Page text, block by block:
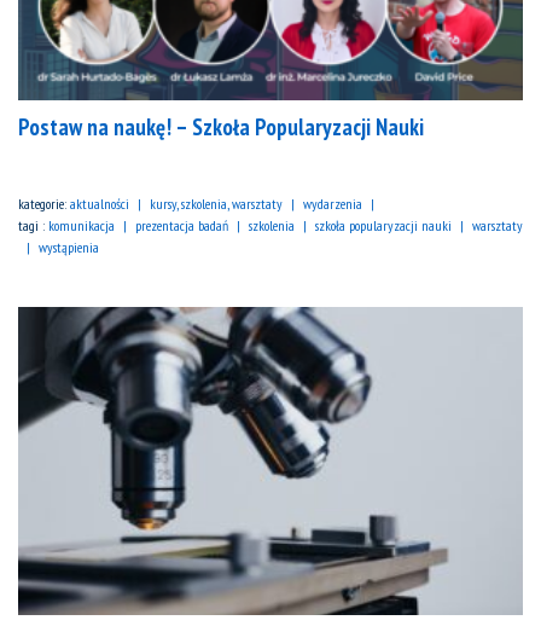
Postaw na naukę! – Szkoła Popularyzacji Nauki
kategorie: aktualności kursy, szkolenia, warsztaty
wydarzenia
tagi : komunikacja prezentacja badań szkolenia szkoła popularyzacji nauki
warsztaty
wystąpienia